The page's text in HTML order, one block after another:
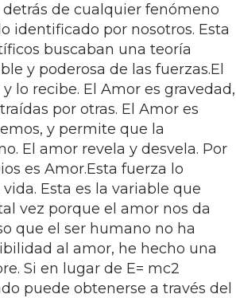
de cualquier fenómeno
identificado por nosotros. Esta
buscaban una teoría
y poderosa de las fuerzas.El
lo recibe. El Amor es gravedad,
por otras. El Amor es
y permite que la
El amor revela y desvela. Por
es Amor.Esta fuerza lo
Esta es la variable que
vez porque el amor nos da
que el ser humano no ha
al amor, he hecho una
Si en lugar de E= mc2
puede obtenerse a través del